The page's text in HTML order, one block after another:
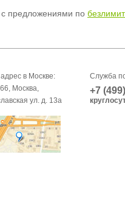
с предложениями по
в Москве:
Москва,
ул. д. 13а
Служба
+7